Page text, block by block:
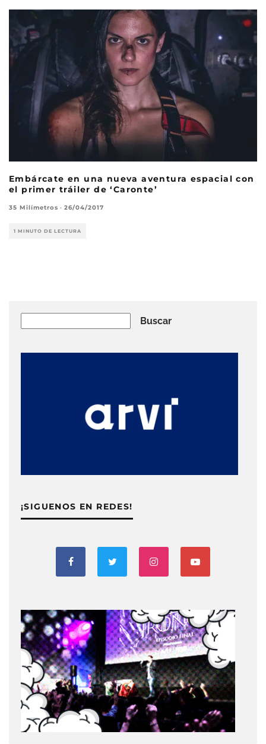
Embárcate en una nueva aventura espacial con
el primer tráiler de ‘Caronte’
35 Milímetros · 26/04/2017
1 MINUTO DE LECTURA
Buscar
¡SIGUENOS EN REDES!